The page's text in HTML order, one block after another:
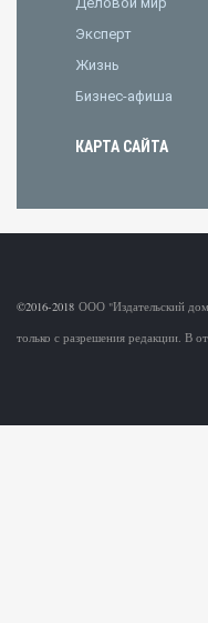
Эксперт
Жизнь
Бизнес-афиша
КАРТА САЙТА
©2016-2018 ООО "Издательский
только с разрешения редакции. В